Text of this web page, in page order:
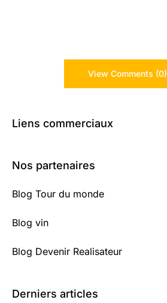
View Comments (0)
Liens commerciaux
Nos partenaires
Blog Tour du monde
Blog vin
Blog Devenir Realisateur
Derniers articles